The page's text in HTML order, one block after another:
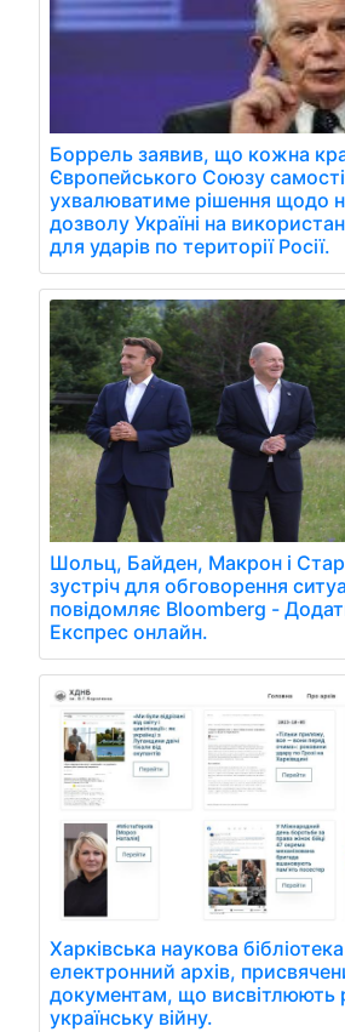
Боррель заявив, що кожна
Європейського Союзу
ухвалюватиме рішення щодо
дозволу Україні на
для ударів по території Росії.
Шольц, Байден, Макрон і
зустріч для обговорення
повідомляє Bloomberg -
Експрес онлайн.
Харківська наукова
електронний архів,
документам, що висвітлюють
українську війну.